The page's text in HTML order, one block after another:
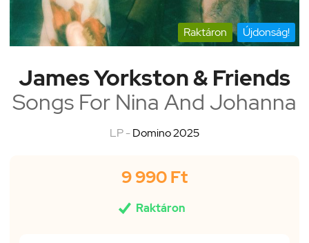
Raktáron Újdonság!
James Yorkston & Friends
Songs For Nina And Johanna
LP -Domino 2025
9 990 Ft
 Raktáron